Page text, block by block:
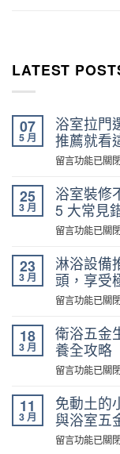
LATEST
07
5 月
浴室拉門
推薦就看
在
室
拉
門
選
實
務：
乾
分
離
施
工
點
與
尺
寸
留言功能已關
25
3 月
浴室裝修
5 大常見
在
室
裝
修
不
雷！
選
購
浴
五
金
與
留言功能已關
23
3 月
淋浴設備
頭，享受
在
浴
設
備
推
與
挑
選
留言功能已關
18
3 月
衛浴五金
養全攻略
在
浴
五
金
生
留言功能已關
11
3 月
免動土的
與浴室五
在
留言功能已關